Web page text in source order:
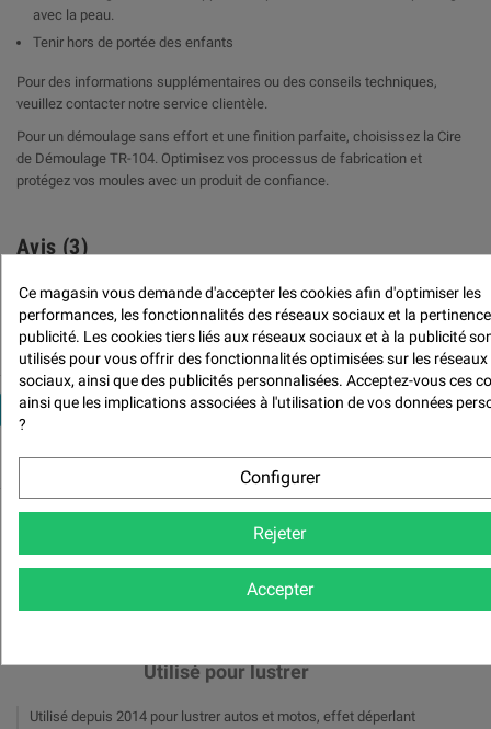
avec la peau.
Tenir hors de portée des enfants
Pour des informations supplémentaires ou des conseils techniques,
veuillez contacter notre service clientèle.
Pour un démoulage sans effort et une finition parfaite, choisissez la Cire
de Démoulage TR-104. Optimisez vos processus de fabrication et
protégez vos moules avec un produit de confiance.
Avis (3)
Avis (3) - Modération
des avis
NOTER LE PRODUIT

Utilisé pour lustrer
Utilisé depuis 2014 pour lustrer autos et motos, effet déperlant
Ce magasin vous demande d'accepter les cookies afin d'optimiser les
performances, les fonctionnalités des réseaux sociaux et la
publicité. Les cookies tiers liés aux réseaux sociaux et à la publicité
utilisés pour vous offrir des fonctionnalités optimisées sur les réseaux
sociaux, ainsi que des publicités personnalisées. Acceptez-vous ces
ainsi que les implications associées à l'utilisation de vos données
?
Configurer
Rejeter
Accepter